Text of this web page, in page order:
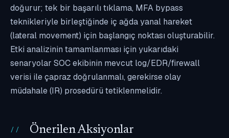
doğurur; tek bir başarılı tıklama, MFA bypass
teknikleriyle birleştiğinde iç ağda yanal hareket
(lateral movement) için başlangıç noktası oluşturabilir.
Etki analizinin tamamlanması için yukarıdaki
senaryolar SOC ekibinin mevcut log/EDR/firewall
verisi ile çapraz doğrulanmalı, gerekirse olay
müdahale (IR) prosedürü tetiklenmelidir.
Önerilen Aksiyonlar